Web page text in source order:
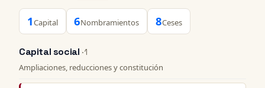
1Capital 6Nombramientos 8Ceses
Capital social · 1
Ampliaciones, reducciones y constitución